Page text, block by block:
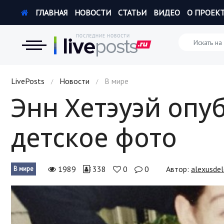
Новости
Экономика
Происшествия
Hi-Tech. Интернет
Россия
Политика
ГЛАВНАЯ НОВОСТИ СТАТЬИ ВИДЕО О
LivePosts / Новости / В мире
Энн Хетэуэй
детское фото
В мире 1989 338 0 0 Автор: